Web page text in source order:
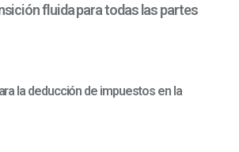
fluida para todas las partes
la deducción de impuestos en la